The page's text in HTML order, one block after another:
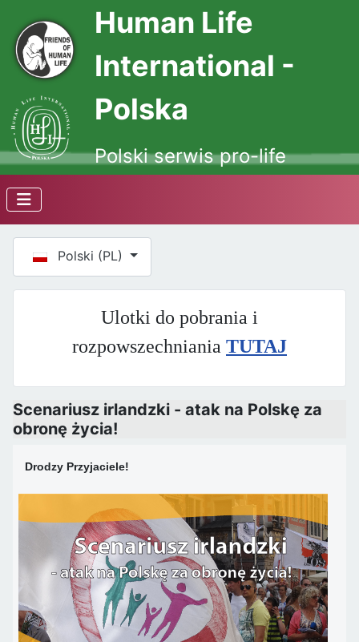
Human Life
International -
Polska
Polski serwis pro-life
Wybierz swój język
Polski (PL)
Ulotki do pobrania i
rozpowszechniania TUTAJ
Scenariusz irlandzki - atak na Polskę za
obronę życia!
Drodzy Przyjaciele!